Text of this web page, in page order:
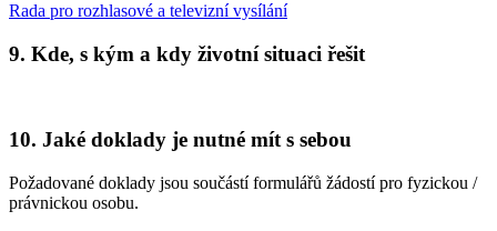
Rada pro rozhlasové a televizní vysílání
9. Kde, s kým a kdy životní situaci řešit
10. Jaké doklady je nutné mít s sebou
Požadované doklady jsou součástí formulářů žádostí pro fyzickou /
právnickou osobu.